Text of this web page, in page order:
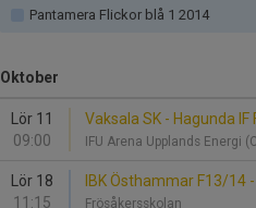
Pantamera Flickor blå 1 2014
Oktober
Lör 11
09:00
Vaksala SK - Hagunda IF
IFU Arena Upplands Energi
Lör 18
11:15
IBK Östhammar F13/14
Frösåkersskolan